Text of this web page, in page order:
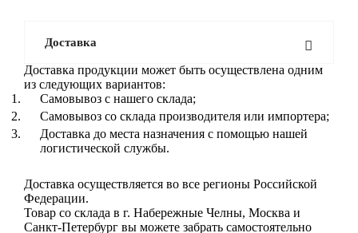
Доставка
Доставка продукции может быть осуществлена одним
из следующих вариантов:
Самовывоз с нашего склада;
Самовывоз со склада производителя или импортера;
Доставка до места назначения с помощью нашей
логистической службы.
Доставка осуществляется во все регионы Российской
Федерации.
Товар со склада в г. Набережные Челны, Москва и
Санкт-Петербург вы можете забрать самостоятельно